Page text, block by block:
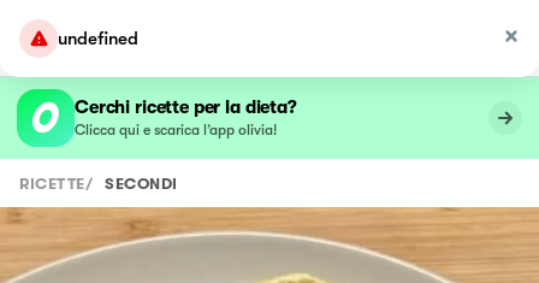
undefined
Cerchi ricette per la dieta?
Clicca qui e scarica l’app olivia!
RICETTE/ SECONDI